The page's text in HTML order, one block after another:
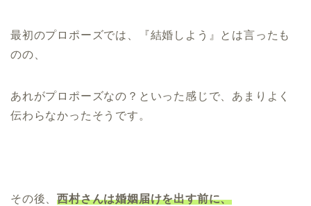
最初のプロポーズでは、『結婚しよう』とは言ったも
のの、
あれがプロポーズなの？といった感じで、あまりよく
伝わらなかったそうです。
その後、西村さんは婚姻届けを出す前に、